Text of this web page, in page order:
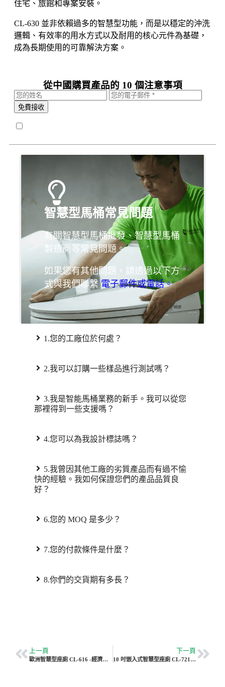
住宅、旅館和專案安裝。
CL-630 並非依賴過多的智慧型功能，而是以穩定的沖洗
邏輯、有效率的用水方式以及耐用的核心元件為基礎，
成為長期使用的可靠解決方案。
從中國購買產品的 10 個注意事項
免費接收
智慧型馬桶常見問題
有關智慧型馬桶批發、智慧型馬桶
製造商等常見問題。
如果您有其他問題，請透過以下方
式與我們聯繫電子郵件或電話。
1.您的工廠位於何處？
2.我可以訂購一些樣品進行測試嗎？
3.我是智能馬桶業務的新手。我可以從您
那裡得到一些支援嗎？
4.您可以為我設計標誌嗎？
5.我曾因其他工廠的劣質產品而有過不愉
快的經驗。我如何保證您們的產品品質良
好？
6.您的 MOQ 是多少？
7.您的付款條件是什麼？
8.你們的交貨期有多長？
上一頁
歐洲智慧型座廁 CL-616 -經濟實惠的智慧型座廁 | Vleeo
下一頁
10 吋嵌入式智慧型座廁 CL-721 | Vleeo 緊湊型智慧型座廁